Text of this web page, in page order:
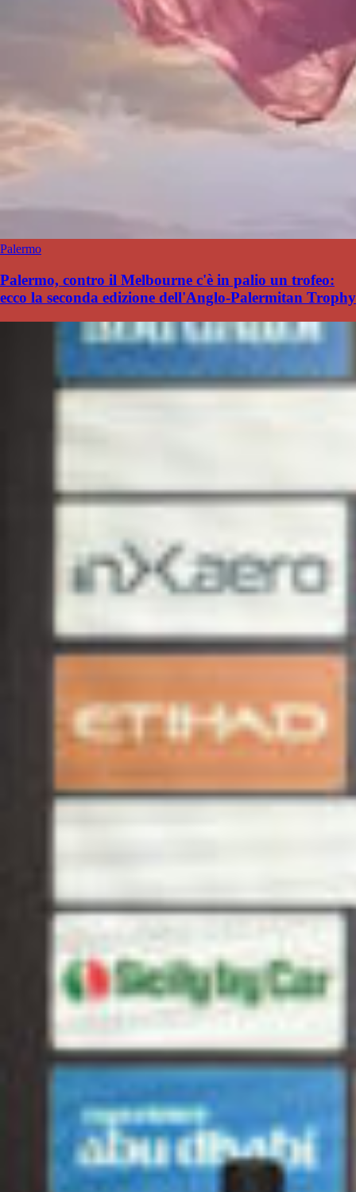
Palermo
Palermo, contro il Melbourne c'è in palio un trofeo:
ecco la seconda edizione dell'Anglo-Palermitan Trophy